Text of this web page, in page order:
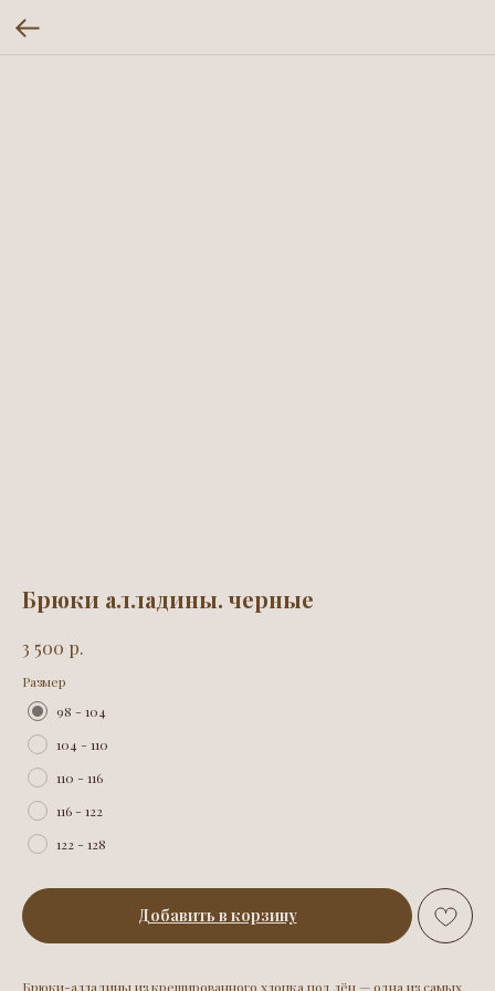
Брюки алладины. черные
3 500 р.
Размер
98 - 104
104 - 110
110 - 116
116 - 122
122 - 128
Добавить в корзину
Брюки-алладины из крешированного хлопка под лён — одна из самых